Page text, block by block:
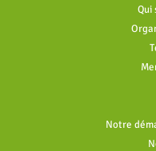
Qui
Notre